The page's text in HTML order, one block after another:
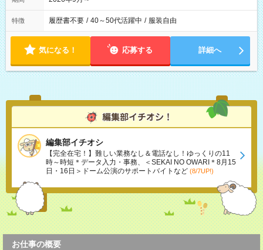
特徴 履歴書不要 / 40～50代活躍中 / 服装自由
気になる！ 応募する 詳細へ
編集部イチオシ
【完全在宅！】難しい業務なし＆電話なし！ゆっくりの11
時～時短＊データ入力・事務、＜SEKAI NO OWARI＊8月15
日・16日＞ドーム公演のサポートバイトなど (8/7UP!)
お仕事の概要